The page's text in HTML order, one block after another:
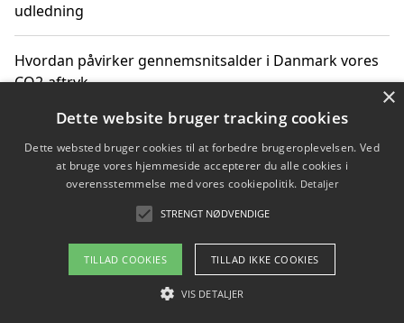
udledning
Hvordan påvirker gennemsnitsalder i Danmark vores
CO2-aftryk
Hvordan nyheder om CO2-udledning påvirker vores
hverdag
Om / kontakt
Blog Betingelser
×
Dette website bruger tracking cookies
Dette websted bruger cookies til at forbedre brugeroplevelsen. Ved
at bruge vores hjemmeside accepterer du alle cookies i
overensstemmelse med vores cookiepolitik. Detaljer
STRENGT NØDVENDIGE
TILLAD COOKIES TILLAD IKKE COOKIES
VIS DETALJER